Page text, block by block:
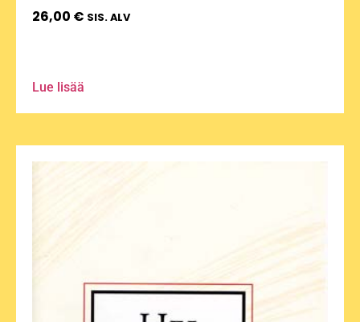
26,00 € SIS. ALV
Lue lisää